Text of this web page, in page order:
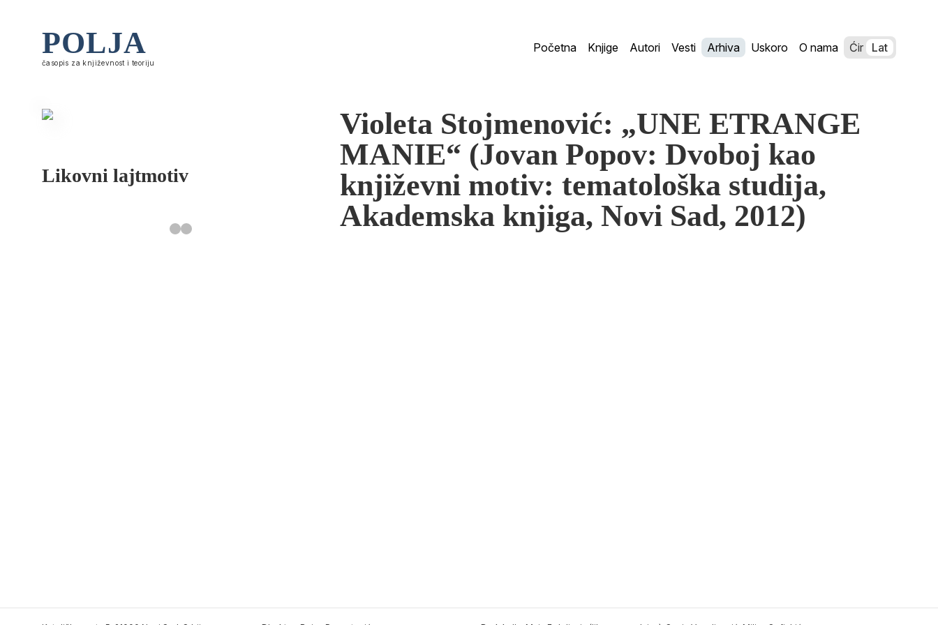
POLJA
časopis za književnost i teoriju
Početna Knjige Autori Vesti Arhiva Uskoro O nama Ćir Lat
Likovni lajtmotiv
Violeta Stojmenović: „UNE ETRANGE
MANIE“ (Jovan Popov: Dvoboj kao
književni motiv: tematološka studija,
Akademska knjiga, Novi Sad, 2012)